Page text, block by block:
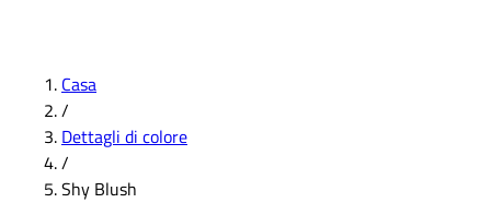
Casa
/
Dettagli di colore
/
Shy Blush